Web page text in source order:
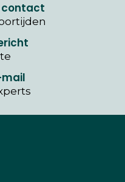
contact
mail